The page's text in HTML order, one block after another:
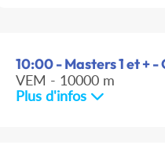
10:00 - Masters 1 et + -
VEM - 10000 m
Plus d'infos